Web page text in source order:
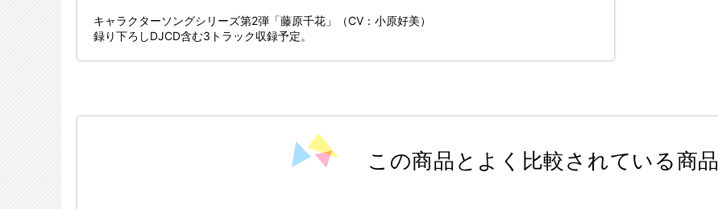
キャラクターソングシリーズ第2弾「藤原千花」（CV：小原好美）
録り下ろしDJCD含む3トラック収録予定。
この商品とよく比較されている商品